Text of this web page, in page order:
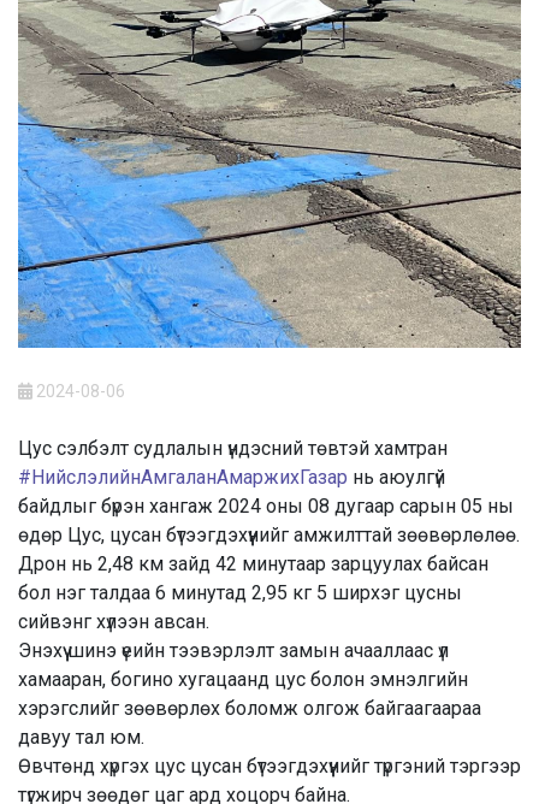
2024-08-06
Цус сэлбэлт судлалын үндэсний төвтэй хамтран
#НийслэлийнАмгаланАмаржихГазар нь аюулгүй
байдлыг бүрэн хангаж 2024 оны 08 дугаар сарын 05 ны
өдөр Цус, цусан бүтээгдэхүүнийг амжилттай зөөвөрлөлөө.
Дрон нь 2,48 км зайд 42 минутаар зарцуулах байсан
бол нэг талдаа 6 минутад 2,95 кг 5 ширхэг цусны
сийвэнг хүлээн авсан.
Энэхүү шинэ үеийн тээвэрлэлт замын ачааллаас үл
хамааран, богино хугацаанд цус болон эмнэлгийн
хэрэгслийг зөөвөрлөх боломж олгож байгаагаараа
давуу тал юм.
Өвчтөнд хүргэх цус цусан бүтээгдэхүүнийг түргэний тэргээр
түгжирч зөөдөг цаг ард хоцорч байна.